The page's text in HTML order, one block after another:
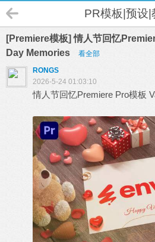
PR模板|预设|
[Premiere模板] 情人节回忆
Day Memories
看全部
RONGS
2026-5-24 01:03:10
情人节回忆Premiere Pro模板